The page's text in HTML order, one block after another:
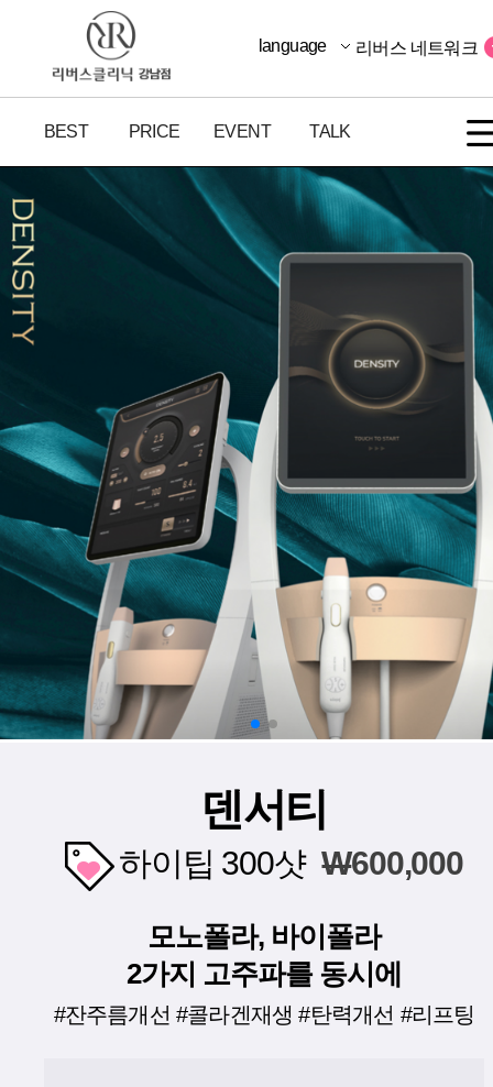
BEST PRICE EVENT TALK
language 리버스 네트워크
덴서티
하이팁 300샷 W600,000
모노폴라, 바이폴라
2가지 고주파를 동시에
#잔주름개선 #콜라겐재생 #탄력개선 #리프팅